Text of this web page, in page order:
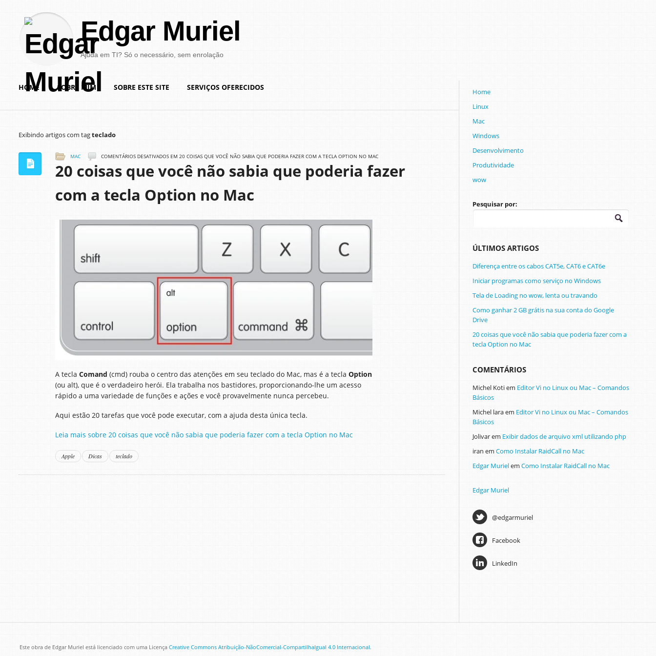
Edgar Muriel
Ajuda em TI? Só o necessário, sem enrolação
HOME SOBRE MIM SOBRE ESTE SITE SERVIÇOS OFERECIDOS
Exibindo artigos com tagteclado
MAC COMENTÁRIOS DESATIVADOSEM 20 COISAS QUE VOCÊ NÃO SABIA QUE PODERIA FAZER COM A TECLA OPTION NO MAC
20 coisas que você não sabia que poderia fazer
com a tecla Option no Mac
A tecla Comand (cmd) rouba o centro das atenções em seu teclado do Mac, mas é a tecla Option
(ou alt), que é o verdadeiro herói. Ela trabalha nos bastidores, proporcionando-lhe um acesso
rápido a uma variedade de funções e ações e você provavelmente nunca percebeu.
Aqui estão 20 tarefas que você pode executar, com a ajuda desta única tecla.
Leia mais sobre 20 coisas que você não sabia que poderia fazer com a tecla Option no Mac
Apple Dicas teclado
Home
Linux
Mac
Windows
Desenvolvimento
Produtividade
wow
Pesquisar por:
ÚLTIMOS ARTIGOS
Diferença entre os cabos CAT5e, CAT6 e CAT6e
Iniciar programas como serviço no Windows
Tela de Loading no wow, lenta ou travando
Como ganhar 2 GB grátis na sua conta do Google
Drive
20 coisas que você não sabia que poderia fazer com a
tecla Option no Mac
COMENTÁRIOS
Michel Kotiem Editor Vi no Linux ou Mac – Comandos
Básicos
Michel laraem Editor Vi no Linux ou Mac – Comandos
Básicos
Jolivarem Exibir dados de arquivo xml utilizando php
iran em Como Instalar RaidCall no Mac
Edgar Murielem Como Instalar RaidCall no Mac
Edgar Muriel
@edgarmuriel
Facebook
LinkedIn
Este obra de Edgar Muriel está licenciado com uma LicençaCreative Commons Atribuição-NãoComercial-CompartilhaIgual 4.0 Internacional.